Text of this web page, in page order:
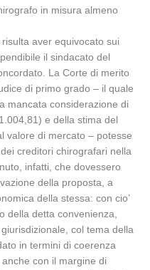
in misura almeno
aver equivocato sui
il sindacato del
La Corte di merito
di primo grado – il quale
mancata considerazione di
e della stima del
valore di mercato – potesse
creditori chirografari nella
infatti, che dovessero
della proposta, a
della stessa: con cio’
della detta convenienza,
col tema della
in termini di coerenza
con il margine di